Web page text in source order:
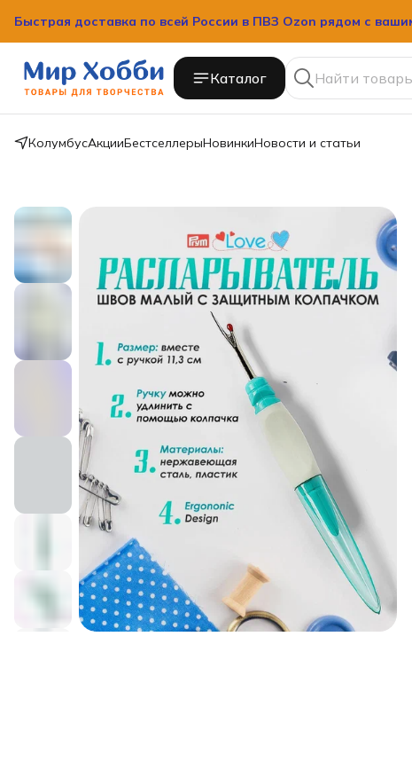
Быстрая доставка по всей России в ПВЗ Ozon рядом с
Каталог
КолумбусАкцииБестселлерыНовинкиНовости и статьи